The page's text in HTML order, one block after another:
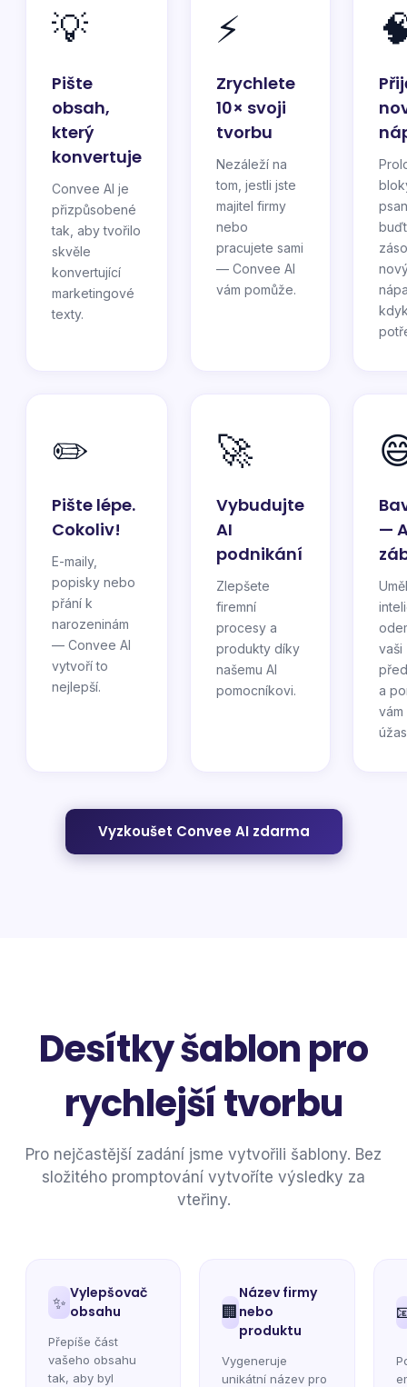
💡
Pište
obsah,
který
konvertuje
Convee AI je
přizpůsobené
tak, aby tvořilo
skvěle
konvertující
marketingové
texty.
⚡
Zrychlete
10× svoji
tvorbu
Nezáleží na
tom, jestli jste
majitel firmy
nebo
pracujete sami
— Convee AI
vám pomůže.
✏️
Pište lépe.
Cokoliv!
E-maily,
popisky nebo
přání k
narozeninám
— Convee AI
vytvoří to
nejlepší.
🚀
Vybudujte
AI
podnikání
Zlepšete
firemní
procesy a
produkty díky
našemu AI
pomocníkovi.
—
vaši
a
Vyzkoušet Convee AI zdarma
Desítky šablon pro
rychlejší tvorbu
Pro nejčastější zadání jsme vytvořili šablony. Bez
složitého promptování vytvoříte výsledky za
vteřiny.
✨
Vylepšovač
obsahu
Přepíše část
vašeho obsahu
tak, aby byl
🏢
Název firmy
nebo
produktu
Vygeneruje
unikátní název pro